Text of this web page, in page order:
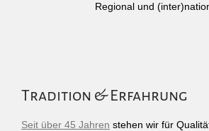
Regional und
Tradition & Erfahrung
Seit über 45 Jahren stehen wir für